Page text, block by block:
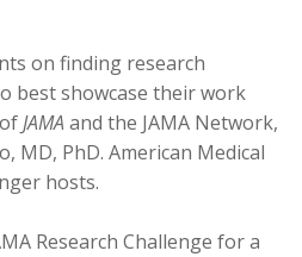
on finding research
best showcase their work
ofJAMA and the JAMA Network,
MD, PhD. American Medical
hosts.
Research Challenge for a